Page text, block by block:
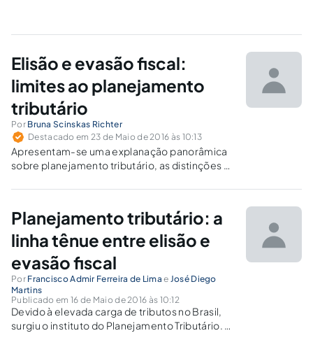
Elisão e evasão fiscal:
limites ao planejamento
tributário
Por Bruna Scinskas Richter
Destacado em 23 de Maio de 2016 às 10:13
Apresentam-se uma explanação panorâmica
sobre planejamento tributário, as distinções e
evasão fiscal e os benefícios conquistados
legítimo.
Planejamento tributário: a
linha tênue entre elisão e
evasão fiscal
Por Francisco Admir Ferreira de Lima e José Diego
Martins
Publicado em 16 de Maio de 2016 às 10:12
Devido à elevada carga de tributos no Brasil,
surgiu o instituto do Planejamento Tributário. O